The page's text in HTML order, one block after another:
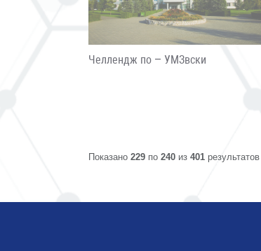
Челлендж по – УМЗвски
Показано 229 по 240 из 401 результатов